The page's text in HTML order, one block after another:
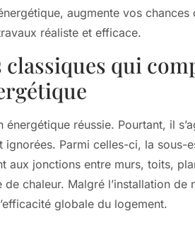
augmente vos chances
réaliste et efficace.
qui
réussie. Pourtant, il
Parmi celles-ci, la sous-
aux jonctions entre murs, toits,
chaleur. Malgré l’installation de
globale du logement.